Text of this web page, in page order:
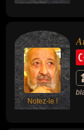
Notez-le !